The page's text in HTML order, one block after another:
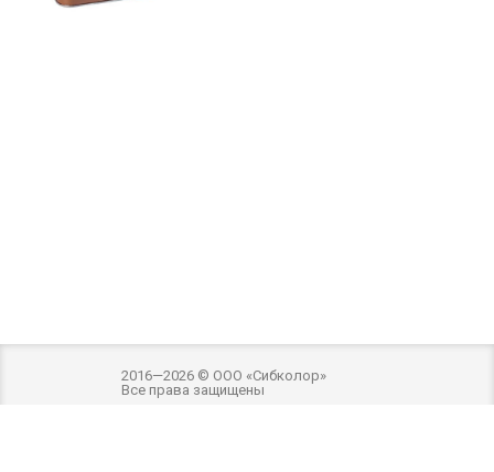
2016—2026 © ООО «Сибколор»
Все права защищены